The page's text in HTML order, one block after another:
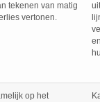
tekenen van matig
vertonen.
op het